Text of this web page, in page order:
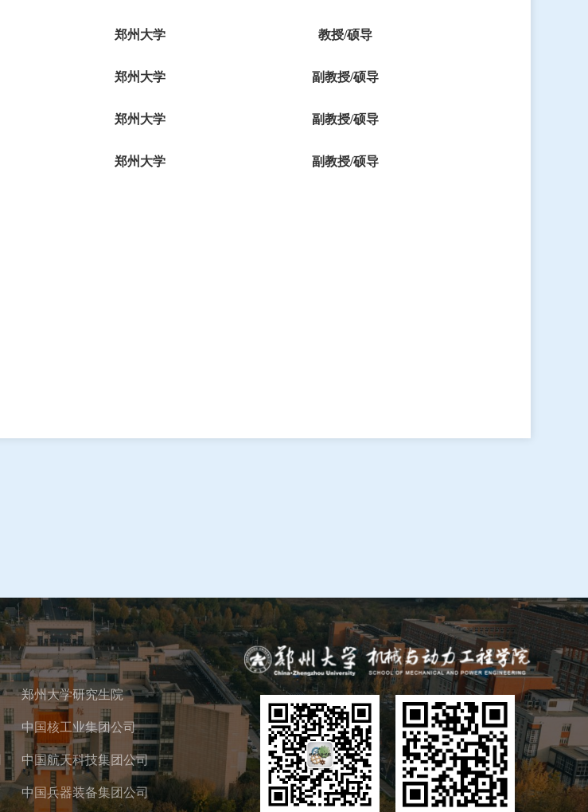
郑州大学 教授/硕导
郑州大学 副教授/硕导
郑州大学 副教授/硕导
郑州大学 副教授/硕导
郑州大学研究生院
中国核工业集团公司
中国航天科技集团公司
中国兵器装备集团公司